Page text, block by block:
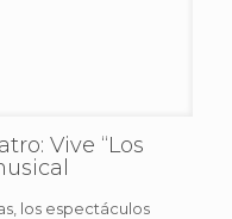
Vive “Los
los espectáculos